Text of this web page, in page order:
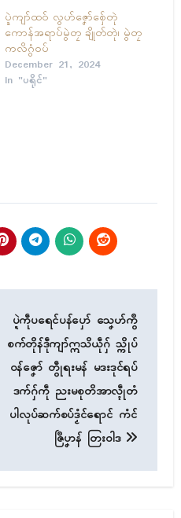
ပ္ဍဲကျာ်ထဝ် လွဟ်ဇၞော်စှ်ေတုဲ
ကောန်အရာပ်မွဲတၠ ချိုတ်တုဲ၊ မွဲတၠ
ကလိဂွံဝပ်
December 21, 2024
In "ပရိုၚ်"
ပ္ဍဲကဵုပရေၚ်ပန်ပှော် သၞေဟ်ကွဳ
စက်တိုန်ဒဵုကျာ်ဣသိယဵုဂှ် သ္ကိုပ်
ဝန်ဇၞော် တွဵုရးမန် မဒးဒုၚ်ရပ်
ဒက်ဂှ်ကဵု ညးမစုတိအာလ္ၚဵုတံ
ပါလုပ်ဆက်စပ်ဒၟံၚ်ရောၚ် ကံၚ်
ဇြဳပၞာန် တြးဝါဒ